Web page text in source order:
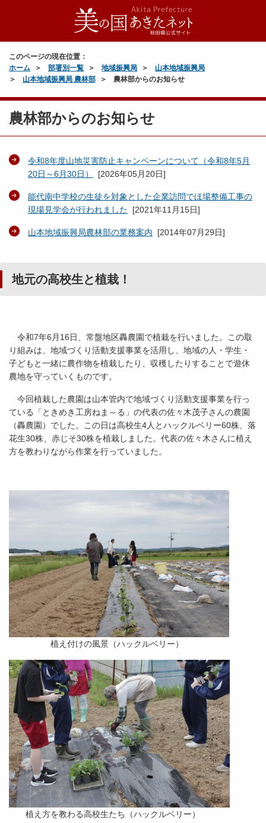
このページの現在位置：
ホーム
部署別一覧 地域振興局
山本地域振興局
山本地域振興局 農林部
農林部からのお知らせ
農林部からのお知らせ
令和8年度山地災害防止キャンペーンについて（令和8年5月
20日～6月30日）
[2026年05月20日]
能代南中学校の生徒を対象とした企業訪問でほ場整備工事の
現場見学会が行われました [2021年11月15日]
山本地域振興局農林部の業務案内 [2014年07月29日]
地元の高校生と植栽！
令和7年6月16日、常盤地区轟農園で植栽を行いました。この取
り組みは、地域づくり活動支援事業を活用し、地域の人・学生・
子どもと一緒に農作物を植栽したり、収穫したりすることで遊休
農地を守っていくものです。
今回植栽した農園は山本管内で地域づくり活動支援事業を行っ
ている「ときめき工房ねま～る」の代表の佐々木茂子さんの農園
（轟農園）でした。この日は高校生4人とハックルベリー60株、落
花生30株、赤じそ30株を植栽しました。代表の佐々木さんに植え
方を教わりながら作業を行っていました。
植え付けの風景（ハックルベリー）
植え方を教わる高校生たち（ハックルベリー）